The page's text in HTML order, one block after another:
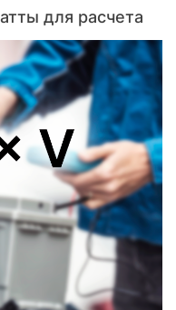
для расчета